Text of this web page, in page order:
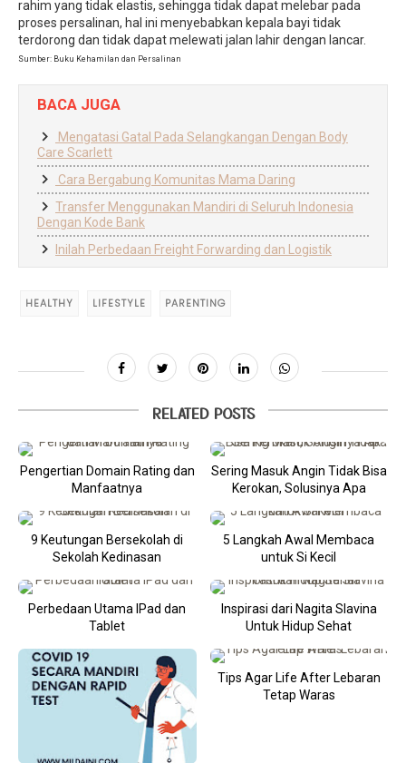
rahim yang tidak elastis, sehingga tidak dapat melebar pada
proses persalinan, hal ini menyebabkan kepala bayi tidak
terdorong dan tidak dapat melewati jalan lahir dengan lancar.
Sumber: Buku Kehamilan dan Persalinan
BACA JUGA
Mengatasi Gatal Pada Selangkangan Dengan Body
Care Scarlett
Cara Bergabung Komunitas Mama Daring
Transfer Menggunakan Mandiri di Seluruh Indonesia
Dengan Kode Bank
Inilah Perbedaan Freight Forwarding dan Logistik
HEALTHY LIFESTYLE PARENTING
RELATED POSTS
Pengertian Domain Rating dan
Manfaatnya
Sering Masuk Angin Tidak Bisa
Kerokan, Solusinya Apa
9 Keutungan Bersekolah di
Sekolah Kedinasan
5 Langkah Awal Membaca
untuk Si Kecil
Perbedaan Utama IPad dan
Tablet
Inspirasi dari Nagita Slavina
Untuk Hidup Sehat
Tips Agar Life After Lebaran
Tetap Waras